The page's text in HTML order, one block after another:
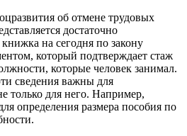
об отмене трудовых
достаточно
на сегодня по закону
который подтверждает стаж
которые человек занимал.
сведения важны для
только для него. Например,
определения размера пособия по